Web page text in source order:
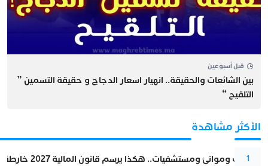
قبل أسبوعين
بين الشائعات والحقيقة.. انهيار اسعار الدجاج و حقيقة التسمين ”
التلقيح “
الأكثر مشاهدة
1
قطارات وموانئ ومستشفيات.. هكذا يرسم قانون المالية 2027 خارطة المغرب المقبل